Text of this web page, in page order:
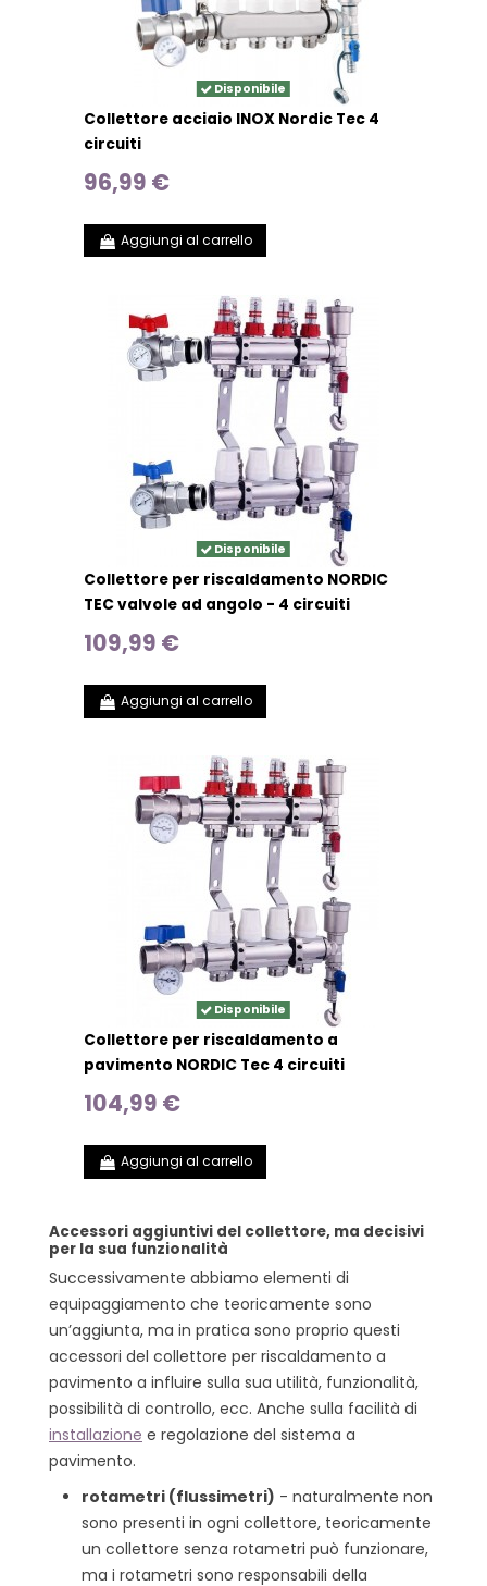
Disponibile
Collettore acciaio INOX Nordic Tec 4
circuiti
96,99 €
Aggiungi al carrello
Disponibile
Collettore per riscaldamento NORDIC
TEC valvole ad angolo - 4 circuiti
109,99 €
Aggiungi al carrello
Disponibile
Collettore per riscaldamento a
pavimento NORDIC Tec 4 circuiti
104,99 €
Aggiungi al carrello
Accessori aggiuntivi del collettore, ma decisivi
per la sua funzionalità
Successivamente abbiamo elementi di
equipaggiamento che teoricamente sono
un’aggiunta, ma in pratica sono proprio questi
accessori del collettore per riscaldamento a
pavimento a influire sulla sua utilità, funzionalità,
possibilità di controllo, ecc. Anche sulla facilità di
installazione e regolazione del sistema a
pavimento.
rotametri (flussimetri) - naturalmente non
sono presenti in ogni collettore, teoricamente
un collettore senza rotametri può funzionare,
ma i rotametri sono responsabili della